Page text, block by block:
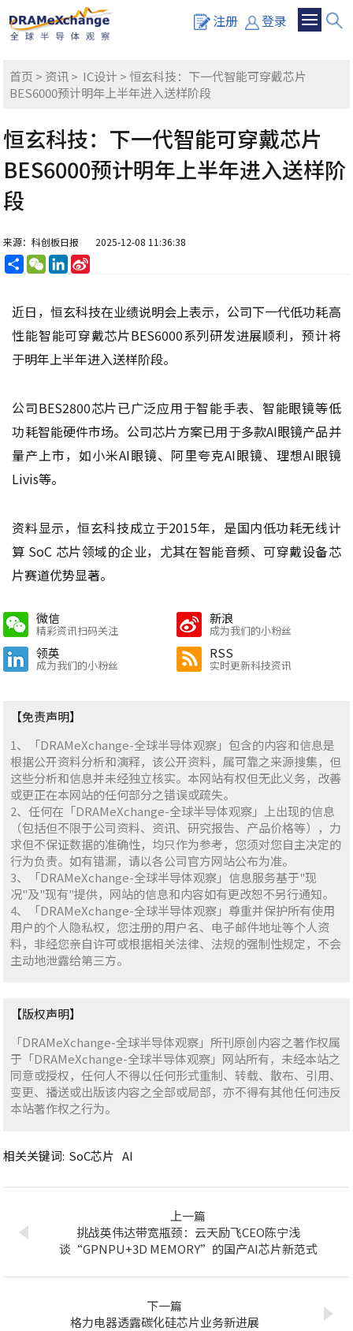
注册 登录
首页 > 资讯> IC设计 > 恒玄科技：下一代智能可穿戴芯片
BES6000预计明年上半年进入送样阶段
恒玄科技：下一代智能可穿戴芯片
BES6000预计明年上半年进入送样阶
段
来源：科创板日报 2025-12-08 11:36:38
分
享
WeChatLinkedIn
近日，恒玄科技在业绩说明会上表示，公司下一代低功耗高
性能智能可穿戴芯片BES6000系列研发进展顺利，预计将
于明年上半年进入送样阶段。
公司BES2800芯片已广泛应用于智能手表、智能眼镜等低
功耗智能硬件市场。公司芯片方案已用于多款AI眼镜产品并
量产上市，如小米AI眼镜、阿里夸克AI眼镜、理想AI眼镜
Livis等。
资料显示，恒玄科技成立于2015年，是国内低功耗无线计
算 SoC 芯片领域的企业，尤其在智能音频、可穿戴设备芯
片赛道优势显著。
微信
精彩资讯扫码关注
新浪
成为我们的小粉丝
领英
成为我们的小粉丝
RSS
实时更新科技资讯
【免责声明】
1、「DRAMeXchange-全球半导体观察」包含的内容和信息是
根据公开资料分析和演释，该公开资料，属可靠之来源搜集，但
这些分析和信息并未经独立核实。本网站有权但无此义务，改善
或更正在本网站的任何部分之错误或疏失。
2、任何在「DRAMeXchange-全球半导体观察」上出现的信息
（包括但不限于公司资料、资讯、研究报告、产品价格等），力
求但不保证数据的准确性，均只作为参考，您须对您自主决定的
行为负责。如有错漏，请以各公司官方网站公布为准。
3、「DRAMeXchange-全球半导体观察」信息服务基于"现
况"及"现有"提供，网站的信息和内容如有更改恕不另行通知。
4、「DRAMeXchange-全球半导体观察」尊重并保护所有使用
用户的个人隐私权，您注册的用户名、电子邮件地址等个人资
料，非经您亲自许可或根据相关法律、法规的强制性规定，不会
主动地泄露给第三方。
【版权声明】
「DRAMeXchange-全球半导体观察」所刊原创内容之著作权属
于「DRAMeXchange-全球半导体观察」网站所有，未经本站之
同意或授权，任何人不得以任何形式重制、转载、散布、引用、
变更、播送或出版该内容之全部或局部，亦不得有其他任何违反
本站著作权之行为。
相关关键词: SoC芯片 AI
上一篇
挑战英伟达带宽瓶颈：云天励飞CEO陈宁浅
谈“GPNPU+3D MEMORY”的国产AI芯片新范式
下一篇
格力电器透露碳化硅芯片业务新进展